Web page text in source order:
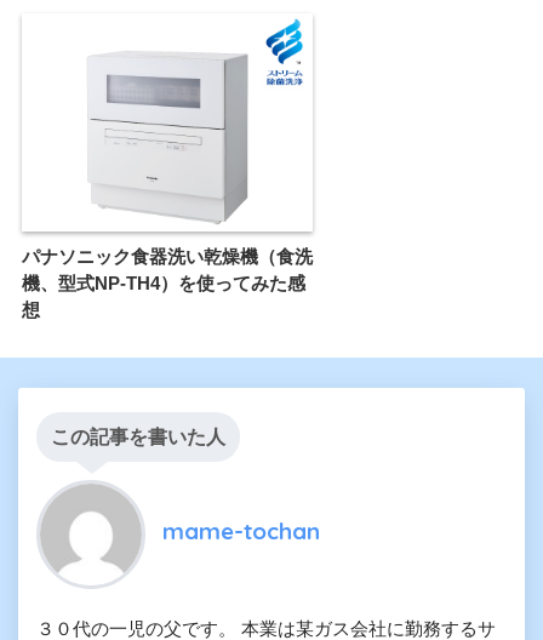
パナソニック食器洗い乾燥機（食洗
機、型式NP-TH4）を使ってみた感
想
この記事を書いた人
mame-tochan
３０代の一児の父です。 本業は某ガス会社に勤務するサ